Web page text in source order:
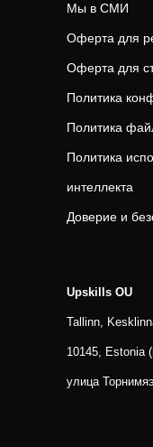
Мы в СМИ
Оферта для
Оферта для
Политика
Политика
Политика
интеллекта
Доверие и
Upskills OU
Tallinn,
10145, Estonia
улица